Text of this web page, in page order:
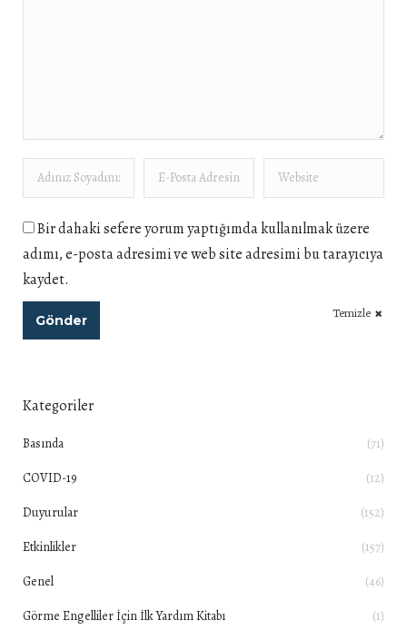
Adınız Soyadınız * E-Posta Adresiniz * Website
Bir dahaki sefere yorum yaptığımda kullanılmak üzere
adımı, e-posta adresimi ve web site adresimi bu tarayıcıya
kaydet.
Temizle
Gönder
Kategoriler
Basında
(71)
COVID-19
(12)
Duyurular
(152)
Etkinlikler
(157)
Genel
(46)
Görme Engelliler İçin İlk Yardım Kitabı
(1)